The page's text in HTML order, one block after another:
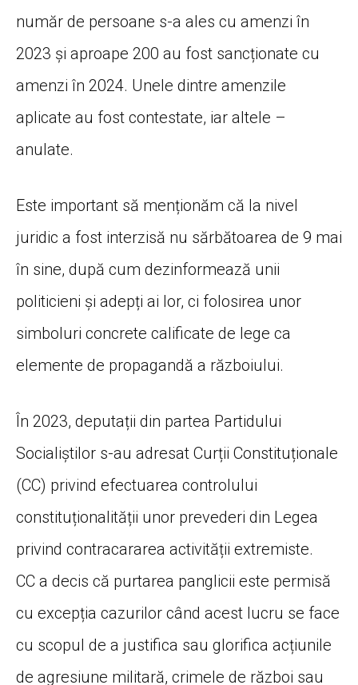
număr de persoane s-a ales cu amenzi în
2023 și aproape 200 au fost sancționate cu
amenzi în 2024. Unele dintre amenzile
aplicate au fost contestate, iar altele –
anulate.
Este important să menționăm că la nivel
juridic a fost interzisă nu sărbătoarea de 9 mai
în sine, după cum dezinformează unii
politicieni și adepți ai lor, ci folosirea unor
simboluri concrete calificate de lege ca
elemente de propagandă a războiului.
În 2023, deputații din partea Partidului
Socialiștilor s-au adresat Curții Constituționale
(CC) privind efectuarea controlului
constituționalității unor prevederi din Legea
privind contracararea activității extremiste.
CC a decis că purtarea panglicii este permisă
cu excepția cazurilor când acest lucru se face
cu scopul de a justifica sau glorifica acțiunile
de agresiune militară, crimele de război sau